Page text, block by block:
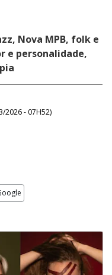
Nova MPB, folk e
e personalidade,
2026 - 07H52)